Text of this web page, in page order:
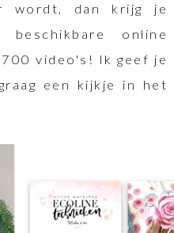
wordt, dan krijg je
online
video's! Ik geef je
een kijkje in het